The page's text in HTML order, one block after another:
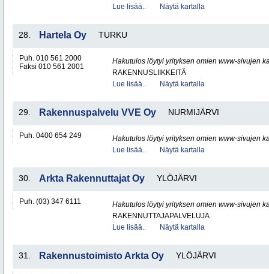
Lue lisää..
Näytä kartalla
28. Hartela Oy TURKU
Puh. 010 561 2000
Faksi 010 561 2001
Hakutulos löytyi yrityksen omien www-sivujen
RAKENNUSLIIKKEITÄ
Lue lisää..
Näytä kartalla
29. Rakennuspalvelu VVE Oy NURMIJÄRVI
Puh. 0400 654 249
Hakutulos löytyi yrityksen omien www-sivujen
Lue lisää..
Näytä kartalla
30. Arkta Rakennuttajat Oy YLÖJÄRVI
Puh. (03) 347 6111
Hakutulos löytyi yrityksen omien www-sivujen
RAKENNUTTAJAPALVELUJA
Lue lisää..
Näytä kartalla
31. Rakennustoimisto Arkta Oy YLÖJÄRVI